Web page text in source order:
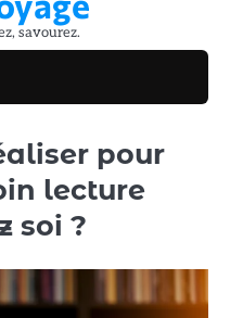
savourez.
pour
lecture
soi ?